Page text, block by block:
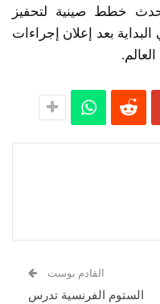
خطط صينية لتحفيز
بعد إعلان إجراءات
القادم بوست
الستوم الفرنسية تدرس